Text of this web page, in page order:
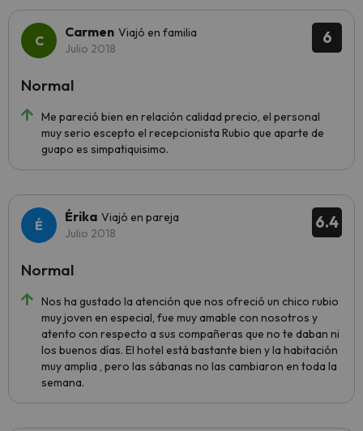
6
Carmen Viajó en familia
Julio 2018
Me pareció bien en relación calidad precio, el personal
muy serio escepto el recepcionista Rubio que aparte de
guapo es simpatiquisimo.
Normal
6.4
Érika Viajó en pareja
Julio 2018
Nos ha gustado la atención que nos ofreció un chico rubio
muy joven en especial, fue muy amable con nosotros y
atento con respecto a sus compañeras que no te daban ni
los buenos días. El hotel está bastante bien y la habitación
muy amplia , pero las sábanas no las cambiaron en toda la
semana.
Normal